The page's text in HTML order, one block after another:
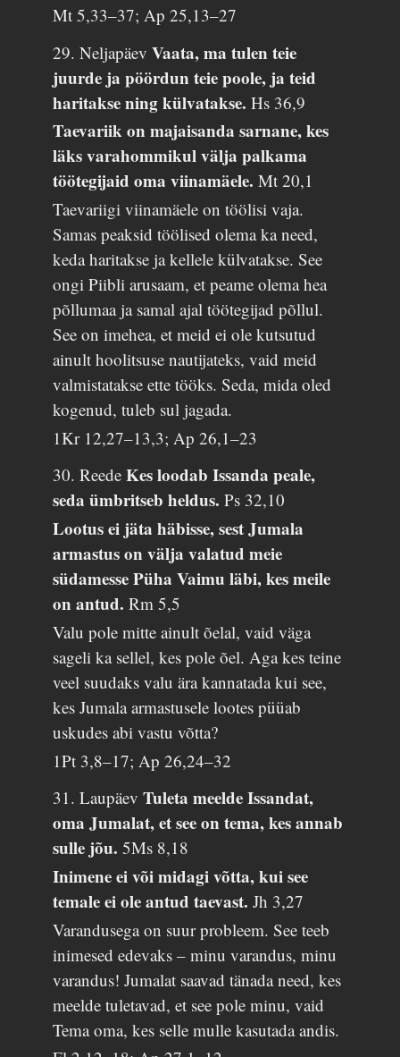
Mt 5,33–37; Ap 25,13–27
29. NeljapäevVaata, ma tulen teie
juurde ja pöördun teie poole, ja teid
haritakse ning külvatakse.Hs 36,9
Taevariik on majaisanda sarnane, kes
läks varahommikul välja palkama
töötegijaid oma viinamäele.Mt 20,1
Taevariigi viinamäele on töölisi vaja.
Samas peaksid töölised olema ka need,
keda haritakse ja kellele külvatakse. See
ongi Piibli arusaam, et peame olema hea
põllumaa ja samal ajal töötegijad põllul.
See on imehea, et meid ei ole kutsutud
ainult hoolitsuse nautijateks, vaid meid
valmistatakse ette tööks. Seda, mida oled
kogenud, tuleb sul jagada.
1Kr 12,27–13,3; Ap 26,1–23
30. ReedeKes loodab Issanda peale,
seda ümbritseb heldus.Ps 32,10
Lootus ei jäta häbisse, sest Jumala
armastus on välja valatud meie
südamesse Püha Vaimu läbi, kes meile
on antud.Rm 5,5
Valu pole mitte ainult õelal, vaid väga
sageli ka sellel, kes pole õel. Aga kes teine
veel suudaks valu ära kannatada kui see,
kes Jumala armastusele lootes püüab
uskudes abi vastu võtta?
1Pt 3,8–17; Ap 26,24–32
31. LaupäevTuleta meelde Issandat,
oma Jumalat, et see on tema, kes annab
sulle jõu.5Ms 8,18
Inimene ei või midagi võtta, kui see
temale ei ole antud taevast.Jh 3,27
Varandusega on suur probleem. See teeb
inimesed edevaks – minu varandus, minu
varandus! Jumalat saavad tänada need, kes
meelde tuletavad, et see pole minu, vaid
Tema oma, kes selle mulle kasutada andis.